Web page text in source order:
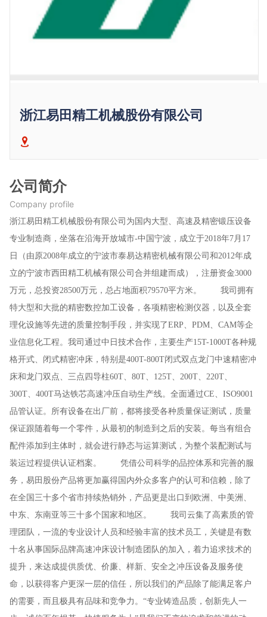
浙江易田精工机械股份有限公司
公司简介
Company profile
浙江易田精工机械股份有限公司为国内大型、高速及精密锻压设备
专业制造商，坐落在沿海开放城市-中国宁波，成立于2018年7月17
日（由原2008年成立的宁波市泰易达精密机械有限公司和2012年成
立的宁波市西田精工机械有限公司合并组建而成），注册资金3000
万元，总投资28500万元，总占地面积79570平方米。 我司拥有
特大型和大批的精密数控加工设备，各项精密检测仪器，以及全套
理化设施等先进的质量控制手段，并实现了ERP、PDM、CAM等企
业信息化工程。我司通过中日技术合作，主要生产15T-1000T各种规
格开式、闭式精密冲床，特别是400T-800T闭式双点龙门中速精密冲
床和龙门双点、三点四导柱60T、80T、125T、200T、220T、
300T、400T马达铁芯高速冲压自动生产线。全面通过CE、ISO9001
品管认证。所有设备在出厂前，都将接受各种质量保证测试，质量
保证跟随着每一个零件，从最初的制造到之后的安装。每当有组合
配件添加到主体时，就会进行静态与运算测试，为整个装配测试与
装运过程提供认证档案。 凭借公司科学的品控体系和完善的服
务，易田股份产品将更加赢得国内外众多客户的认可和信赖，除了
在全国三十多个省市持续热销外，产品更是出口到欧洲、中美洲、
中东、东南亚等三十多个国家和地区。 我司云集了高素质的管
理团队，一流的专业设计人员和经验丰富的技术员工，关键是有数
十名从事国际品牌高速冲床设计制造团队的加入，着力追求技术的
提升，来达成提供质优、价廉、样新、安全之冲压设备及服务使
命，以获得客户更深一层的信任，所以我们的产品除了能满足客户
的需要，而且极具有品味和竞争力。“专业铸造品质，创新先人一